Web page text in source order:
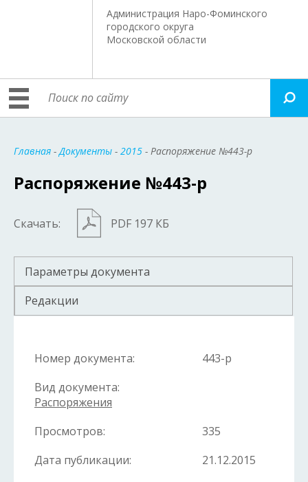
Администрация Наро-Фоминского
городского округа
Московской области
Главная -Документы - 2015 - Распоряжение №443-р
Распоряжение №443-р
Скачать: PDF 197 КБ
Параметры документа
Редакции
Номер документа:
443-р
Вид документа:
Распоряжения
Просмотров:
335
Дата публикации:
21.12.2015